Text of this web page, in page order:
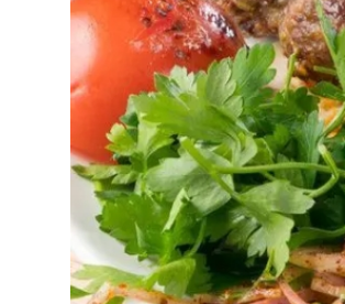
Popüler Kültür & Mutfak Tarihi
Mutfak Temizliği & Pratik Bilgiler
Anne & Bebek Beslenmesi
Mutfak Sırları & Teknikler
Gıda Sözlüğü & Nedir?
Yemek Tarifleri & Menüler